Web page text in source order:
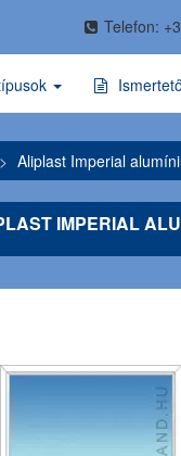
Telefon:
Aliplast Imperial
IMPERIAL